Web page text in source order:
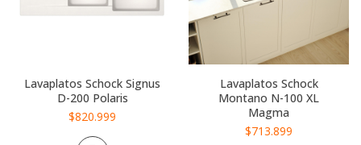
Lavaplatos Schock Signus
D-200 Polaris
$820.999
Lavaplatos Schock
Montano N-100 XL
Magma
$713.899